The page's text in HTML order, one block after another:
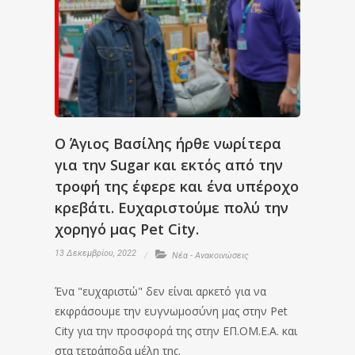
Ο Άγιος Βασίλης ήρθε νωρίτερα
για την Sugar και εκτός από την
τροφή της έφερε και ένα υπέροχο
κρεβάτι. Ευχαριστούμε πολύ την
χορηγό μας Pet City.
13 Δεκεμβρίου, 2022 Νέα - Ανακοινώσεις
Ένα "ευχαριστώ" δεν είναι αρκετό για να
εκφράσουμε την ευγνωμοσύνη μας στην Pet
City για την προσφορά της στην ΕΠ.ΟΜ.Ε.Α. και
στα τετράποδα μέλη της.